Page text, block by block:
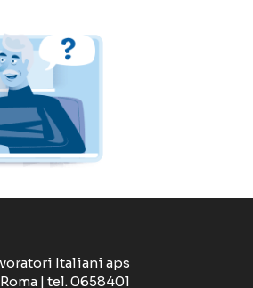
Italiani aps
| tel. 0658401